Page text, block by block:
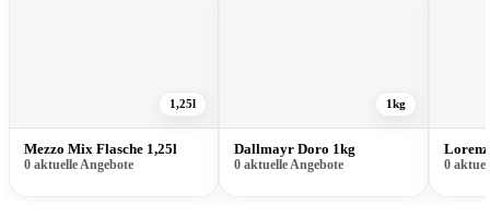
1,25l
Mezzo Mix Flasche 1,25l
0 aktuelle Angebote
1kg
Dallmayr Doro 1kg
0 aktuelle Angebote 0